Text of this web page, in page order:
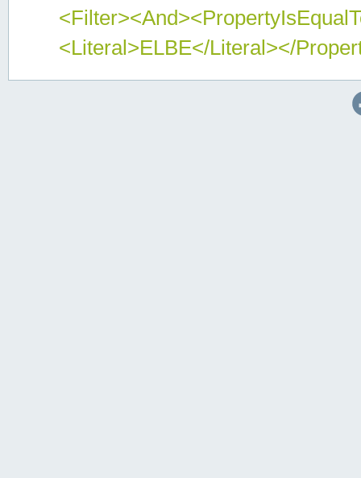
<Literal>ELBE</Literal></